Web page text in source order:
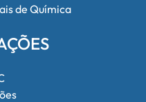
de Química